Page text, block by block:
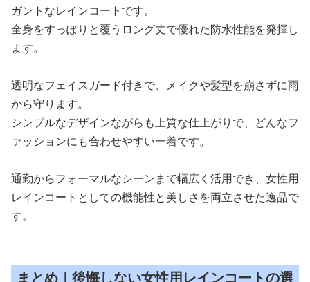
ガントなレインコートです。
全身をすっぽりと覆うロング丈で優れた防水性能を発揮し
ます。
透明なフェイスガード付きで、メイクや髪型を崩さずに雨
から守ります。
シンプルなデザインながらも上質な仕上がりで、どんなフ
ァッションにも合わせやすい一着です。
通勤からフォーマルなシーンまで幅広く活用でき、女性用
レインコートとしての機能性と美しさを両立させた逸品で
す。
まとめ｜後悔しない女性用レインコートの選